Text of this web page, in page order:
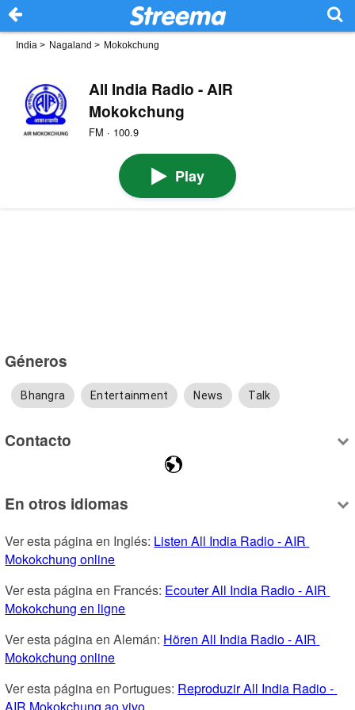
India > Nagaland > Mokokchung
All India Radio - AIR
Mokokchung
FM · 100.9
Play
Géneros
Bhangra Entertainment News Talk
Contacto
En otros idiomas
Ver esta página en Inglés: Listen All India Radio - AIR
Mokokchung online
Ver esta página en Francés: Ecouter All India Radio - AIR
Mokokchung en ligne
Ver esta página en Alemán: Hören All India Radio - AIR
Mokokchung online
Ver esta página en Portugues: Reproduzir All India Radio -
AIR Mokokchung ao vivo